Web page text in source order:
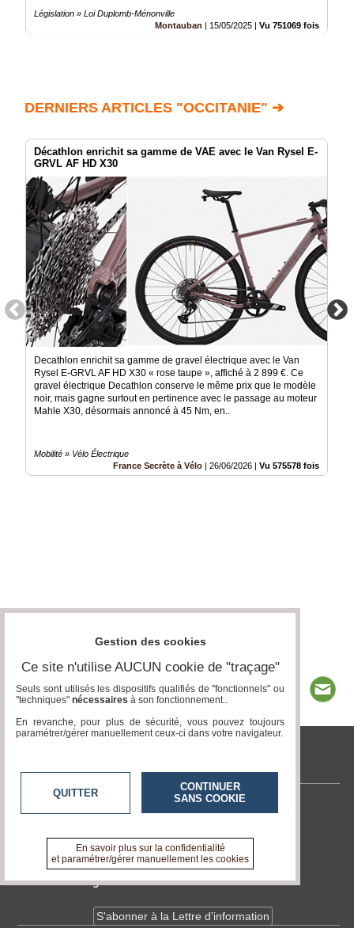
Législation » Loi Duplomb-Ménonville
Montauban | 15/05/2025 | Vu 751069 fois
DERNIERS ARTICLES "OCCITANIE" ➔
Décathlon enrichit sa gamme de VAE avec le Van Rysel E-
GRVL AF HD X30
Decathlon enrichit sa gamme de gravel électrique avec le Van
Rysel E-GRVL AF HD X30 « rose taupe », affiché à 2 899 €. Ce
gravel électrique Decathlon conserve le même prix que le modèle
noir, mais gagne surtout en pertinence avec le passage au moteur
Mahle X30, désormais annoncé à 45 Nm, en..
Mobilité » Vélo Électrique
France Secrète à Vélo | 26/06/2026 | Vu 575578 fois
tvlocale.fr
Contactez-nous
A propos de tvlocale.fr
Devenir délégué
S'abonner à la Lettre d'information
Gestion des cookies
Ce site n'utilise AUCUN cookie de "traçage"
Seuls sont utilisés les dispositifs qualifiés de "fonctionnels" ou
"techniques" nécessaires à son fonctionnement..
En revanche, pour plus de sécurité, vous pouvez toujours
paramétrer/gérer manuellement ceux-ci dans votre navigateur.
QUITTER
CONTINUER
SANS COOKIE
En savoir plus sur la confidentialité
et paramétrer/gérer manuellement les cookies